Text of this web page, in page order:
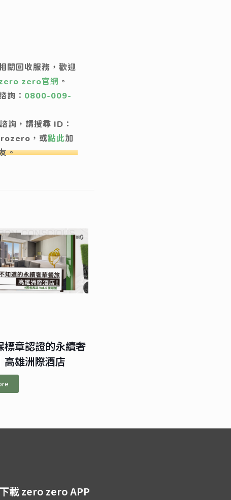
關回收服務，歡迎
zero官網 。
詢： 0800-009-
詢，請搜尋 ID：
，或點此加
。
標章認證的永續奢
高雄洲際酒店
下載 zero zero APP